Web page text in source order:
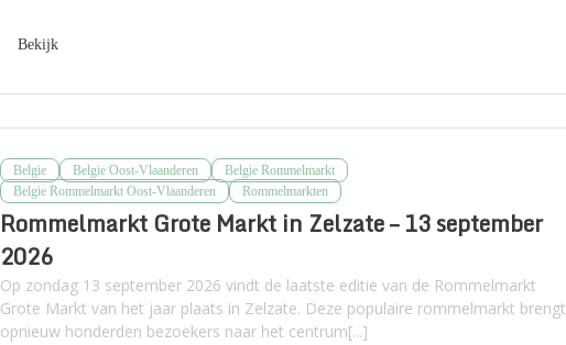
Bekijk
Belgie Belgie Oost-Vlaanderen
Belgie Rommelmarkt
Belgie Rommelmarkt Oost-Vlaanderen
Rommelmarkten
Rommelmarkt Grote Markt in Zelzate – 13 september
2026
Op zondag 13 september 2026 vindt de laatste editie van de Rommelmarkt
Grote Markt van het jaar plaats in Zelzate. Deze populaire rommelmarkt brengt
opnieuw honderden bezoekers naar het centrum[...]